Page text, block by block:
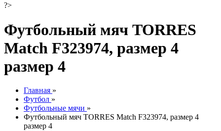
?>
Футбольный мяч TORRES
Match F323974, размер 4
размер 4
Главная »
Футбол »
Футбольные мячи »
Футбольный мяч TORRES Match F323974, размер 4
размер 4